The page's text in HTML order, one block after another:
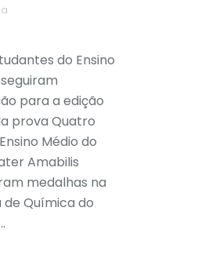
do Ensino
para a edição
prova Quatro
Médio do
Amabilis
medalhas na
Química do